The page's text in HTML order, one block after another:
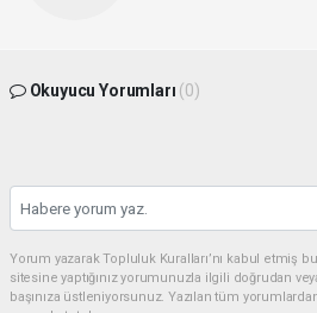
Okuyucu Yorumları (0)
Yorum yazarak Topluluk Kuralları’nı kabul etmiş
sitesine yaptığınız yorumunuzla ilgili doğrudan
başınıza üstleniyorsunuz. Yazılan tüm